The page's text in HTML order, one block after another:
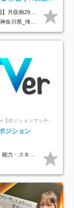
万円/Web面接
万円（月給27万円＋諸手当） ◆各種手当 ・通勤手当（上限4万円まで） ・残業代手当（1分単位で全額支給） ※固定残業代制は採用しておりません ・深夜勤務手当 ・資格取得支援（ランクに応じてお祝い金1万円～10万円を支給） ◆昇給：年1回 ◆補足 ・研修中1ヶ月間は、時給1670円となります。 ・試用期間6ヶ月あり。その間の待遇に変更はありません。 ※詳細は面接時にご案内します。
県_大阪府_愛知県_兵庫県_京都府_福岡県
ジション
社基準にて優遇・相談のうえ決定いたします。